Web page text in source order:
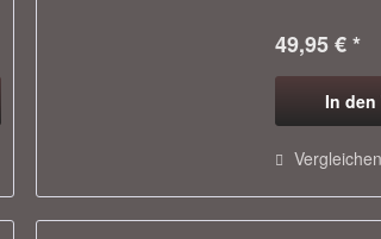
Ideal um
anderen...
49,95 € *
In den
Vergleichen